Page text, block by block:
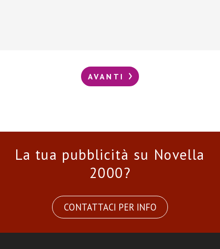
AVANTI
La tua pubblicità su Novella
2000?
CONTATTACI PER INFO